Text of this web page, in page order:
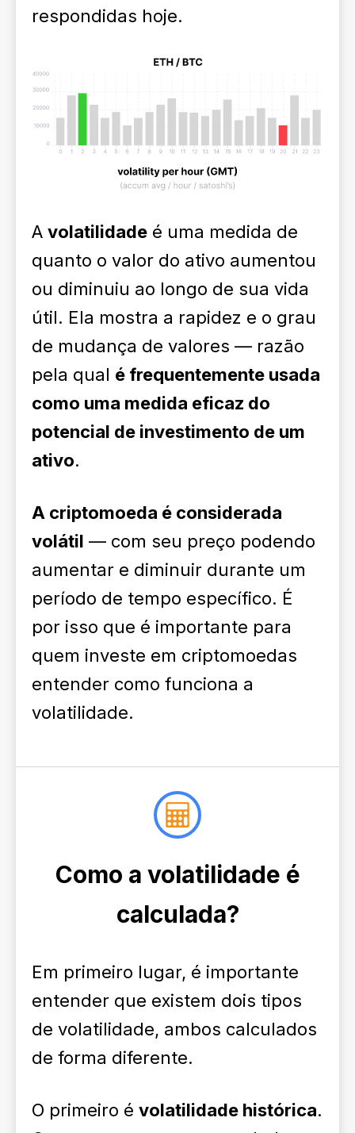
respondidas hoje.
A volatilidade é uma medida de
quanto o valor do ativo aumentou
ou diminuiu ao longo de sua vida
útil. Ela mostra a rapidez e o grau
de mudança de valores — razão
pela qual é frequentemente usada
como uma medida eficaz do
potencial de investimento de um
ativo.
A criptomoeda é considerada
volátil — com seu preço podendo
aumentar e diminuir durante um
período de tempo específico. É
por isso que é importante para
quem investe em criptomoedas
entender como funciona a
volatilidade.
Como a volatilidade é
calculada?
Em primeiro lugar, é importante
entender que existem dois tipos
de volatilidade, ambos calculados
de forma diferente.
O primeiro é volatilidade histórica.